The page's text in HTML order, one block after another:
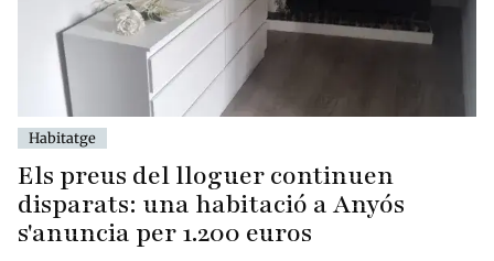
Habitatge
Els preus del lloguer continuen
disparats: una habitació a Anyós
s'anuncia per 1.200 euros